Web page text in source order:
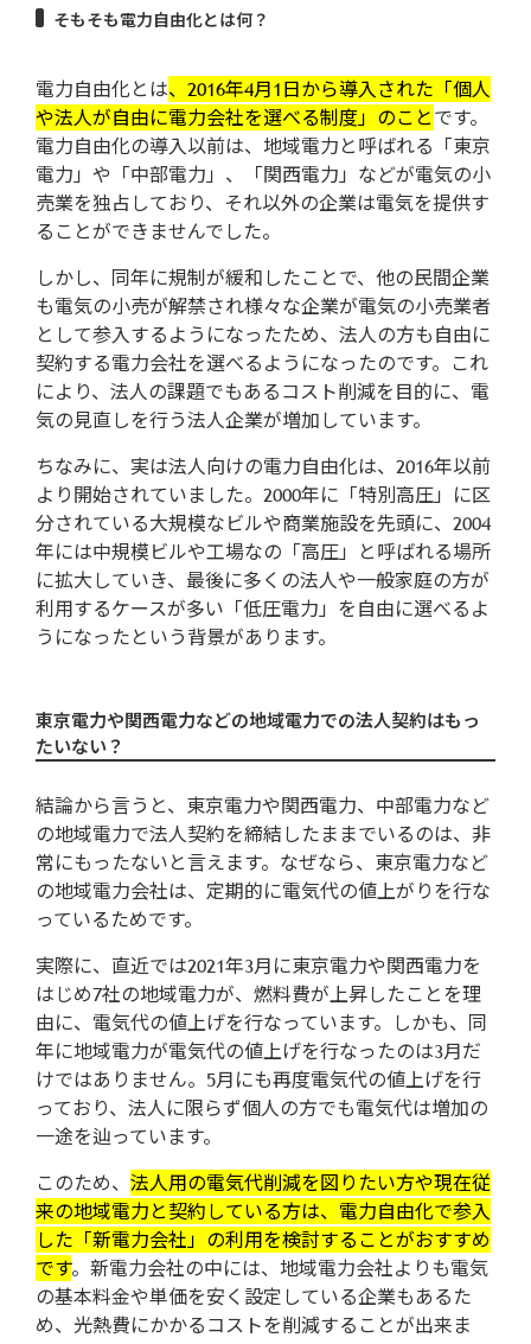
そもそも電力自由化とは何？
電力自由化とは、2016年4月1日から導入された「個人
や法人が自由に電力会社を選べる制度」のことです。
電力自由化の導入以前は、地域電力と呼ばれる「東京
電力」や「中部電力」、「関西電力」などが電気の小
売業を独占しており、それ以外の企業は電気を提供す
ることができませんでした。
しかし、同年に規制が緩和したことで、他の民間企業
も電気の小売が解禁され様々な企業が電気の小売業者
として参入するようになったため、法人の方も自由に
契約する電力会社を選べるようになったのです。これ
により、法人の課題でもあるコスト削減を目的に、電
気の見直しを行う法人企業が増加しています。
ちなみに、実は法人向けの電力自由化は、2016年以前
より開始されていました。2000年に「特別高圧」に区
分されている大規模なビルや商業施設を先頭に、2004
年には中規模ビルや工場なの「高圧」と呼ばれる場所
に拡大していき、最後に多くの法人や一般家庭の方が
利用するケースが多い「低圧電力」を自由に選べるよ
うになったという背景があります。
東京電力や関西電力などの地域電力での法人契約はもっ
たいない？
結論から言うと、東京電力や関西電力、中部電力など
の地域電力で法人契約を締結したままでいるのは、非
常にもったないと言えます。なぜなら、東京電力など
の地域電力会社は、定期的に電気代の値上がりを行な
っているためです。
実際に、直近では2021年3月に東京電力や関西電力を
はじめ7社の地域電力が、燃料費が上昇したことを理
由に、電気代の値上げを行なっています。しかも、同
年に地域電力が電気代の値上げを行なったのは3月だ
けではありません。5月にも再度電気代の値上げを行
っており、法人に限らず個人の方でも電気代は増加の
一途を辿っています。
このため、 法人用の電気代削減を図りたい方や現在従
来の地域電力と契約している方は、 電力自由化で参入
した「新電力会社」の利用を検討することがおすすめ
です。新電力会社の中には、地域電力会社よりも電気
の基本料金や単価を安く設定している企業もあるた
め、光熱費にかかるコストを削減することが出来ま